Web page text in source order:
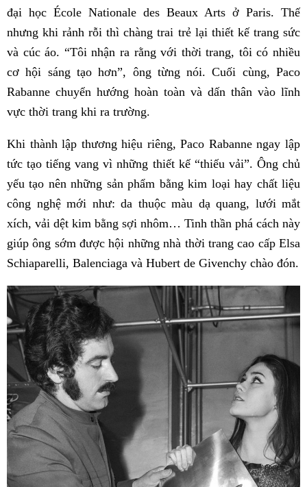
đại học École Nationale des Beaux Arts ở Paris. Thế
nhưng khi rảnh rỗi thì chàng trai trẻ lại thiết kế trang sức
và cúc áo. “Tôi nhận ra rằng với thời trang, tôi có nhiều
cơ hội sáng tạo hơn”, ông từng nói. Cuối cùng, Paco
Rabanne chuyển hướng hoàn toàn và dấn thân vào lĩnh
vực thời trang khi ra trường.
Khi thành lập thương hiệu riêng, Paco Rabanne ngay lập
tức tạo tiếng vang vì những thiết kế “thiếu vải”. Ông chủ
yếu tạo nên những sản phẩm bằng kim loại hay chất liệu
công nghệ mới như: da thuộc màu dạ quang, lưới mắt
xích, vải dệt kim bằng sợi nhôm… Tinh thần phá cách này
giúp ông sớm được hội những nhà thời trang cao cấp Elsa
Schiaparelli, Balenciaga và Hubert de Givenchy chào đón.